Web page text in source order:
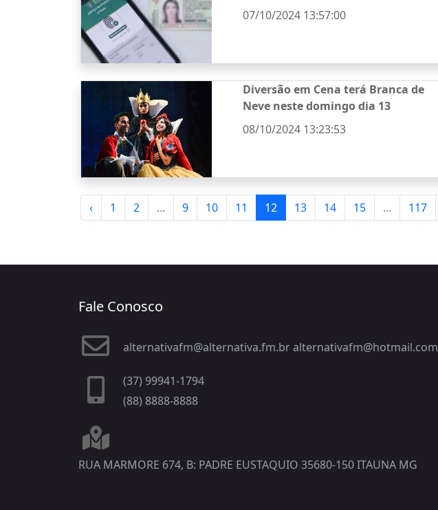
07/10/2024 13:57:00
Diversão em Cena terá Branca de
Neve neste domingo dia 13
08/10/2024 13:23:53
‹ 1 2 ... 9 10 11 12 13 14 15 ... 117
Fale Conosco
alternativafm@alternativa.fm.br alternativafm@hotmail.com
(37) 99941-1794
(88) 8888-8888
RUA MARMORE 674, B: PADRE EUSTAQUIO 35680-150 ITAUNA MG